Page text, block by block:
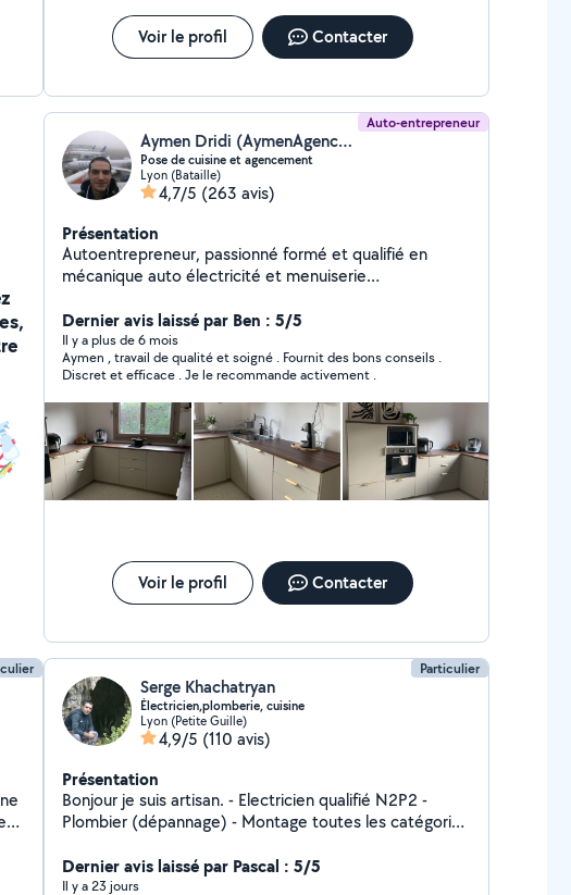
tous types de travaux. Ponctuel, respectueux de votre
logement, je laisse toujours un chantier propre après
intervention. Disponible sur Lyon centre et alentours.
Voir le profil Contacter
Auto-entrepreneur
Aymen Dridi (AymenAgencement)
Pose de cuisine et agencement
Lyon (Bataille)
4,7/5 (263 avis)
Présentation
Autoentrepreneur, passionné formé et qualifié en
mécanique auto électricité et menuiserie
aménagement d'espace pour les professionnels et les
particuliers depuis une dizaine d'années : montage de
stands aux 4 coins de l'Europe , pose de cuisines,
agencement de boutiques bureaux et habitations,
fabrication de meubles sur mesures, dépannage et
installations électriques ... J'ai le savoir faire et tout
l'outillage nécessaire pour réaliser vos petits et gros
travaux n'hésitez pas à me contacter si vous avez
besoin
Dernier avis laissé par Ben : 5/5
Il y a plus de 6 mois
Aymen , travail de qualité et soigné . Fournit des bons conseils .
Discret et efficace . Je le recommande activement .
Voir le profil Contacter
Particulier
Serge Khachatryan
Électricien,plomberie, cuisine
Lyon (Petite Guille)
4,9/5 (110 avis)
Présentation
Bonjour je suis artisan. - Electricien qualifié N2P2 -
Plombier (dépannage) - Montage toutes les catégories
Dernier avis laissé par Pascal : 5/5
Il y a 23 jours